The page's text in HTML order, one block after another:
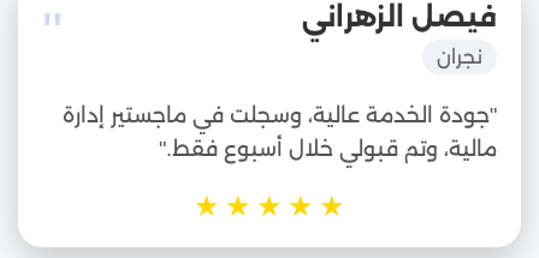
" فيصل الزهراني
نجران
"جودة الخدمة عالية، وسجلت في ماجستير إدارة
مالية، وتم قبولي خلال أسبوع فقط."
★
★
★
★
★